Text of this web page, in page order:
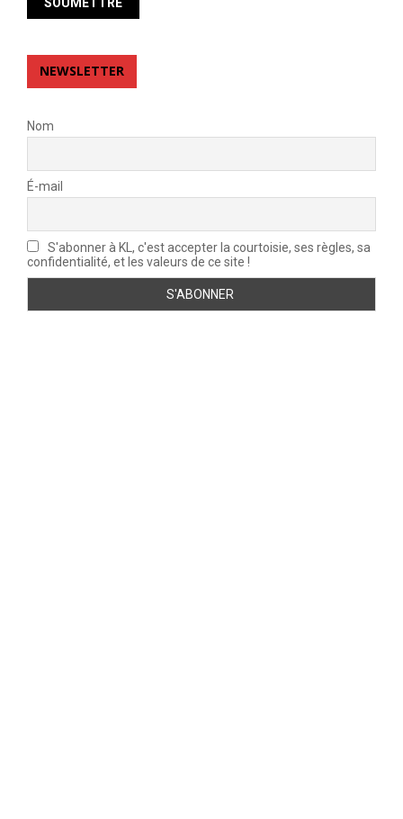
NEWSLETTER
Nom
É-mail
S'abonner à KL, c'est accepter la courtoisie, ses règles, sa
confidentialité, et les valeurs de ce site !